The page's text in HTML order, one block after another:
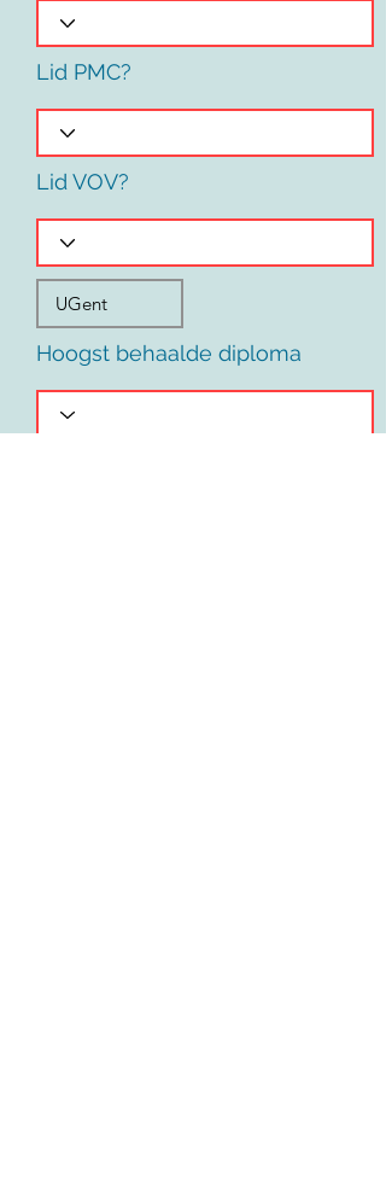
Lid PMC?
Lid VOV?
Hoogst behaalde diploma